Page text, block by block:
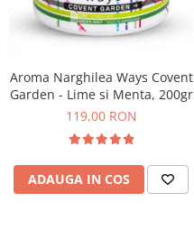
Aroma Narghilea Ways Covent
Garden - Lime si Menta, 200gr
119,00 RON
ADAUGA IN COS